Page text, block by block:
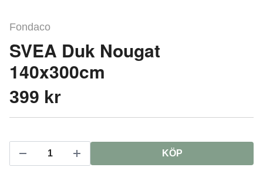
Fondaco
SVEA Duk Nougat
140x300cm
399 kr
KÖP